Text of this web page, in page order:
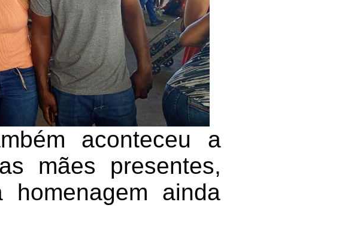
aconteceu a
mães presentes,
ainda